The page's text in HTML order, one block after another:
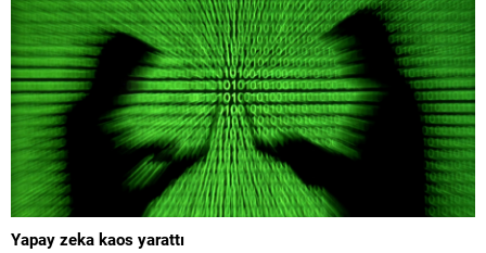
Yapay zeka kaos yarattı